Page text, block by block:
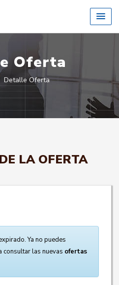
Oferta
Detalle Oferta
LA OFERTA
Ya no puedes
consultar las nuevas ofertas